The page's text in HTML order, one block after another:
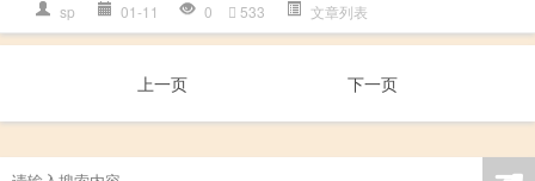
sp 01-11 0 533 文章列表
上一页 下一页